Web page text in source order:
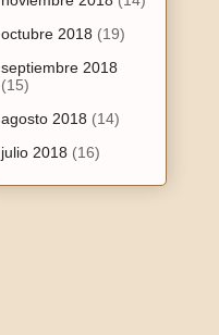
octubre 2018 (19)
septiembre 2018
(15)
agosto 2018 (14)
julio 2018 (16)